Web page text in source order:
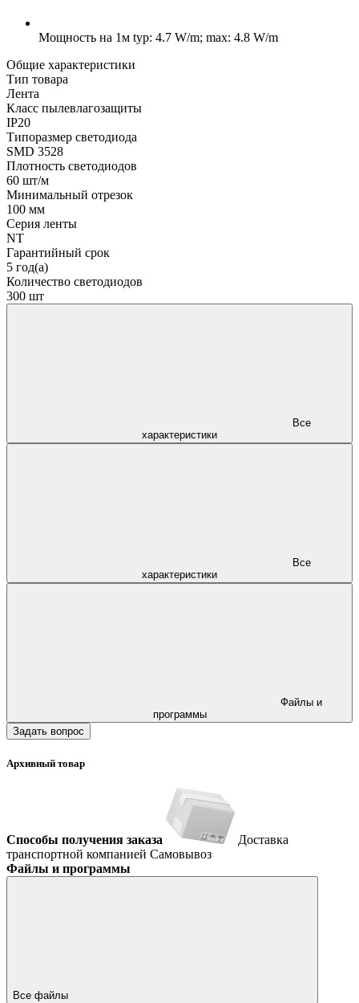
Мощность на 1м typ: 4.7 W/m; max: 4.8 W/m
Общие характеристики
Тип товара
Лента
Класс пылевлагозащиты
IP20
Типоразмер светодиода
SMD 3528
Плотность светодиодов
60 шт/м
Минимальный отрезок
100 мм
Серия ленты
NT
Гарантийный срок
5 год(а)
Количество светодиодов
300 шт
характеристики
характеристики
программы
Задать вопрос
Архивный товар
Способы получения заказа
Доставка
транспортной компанией Самовывоз
Файлы и программы
Все файлы